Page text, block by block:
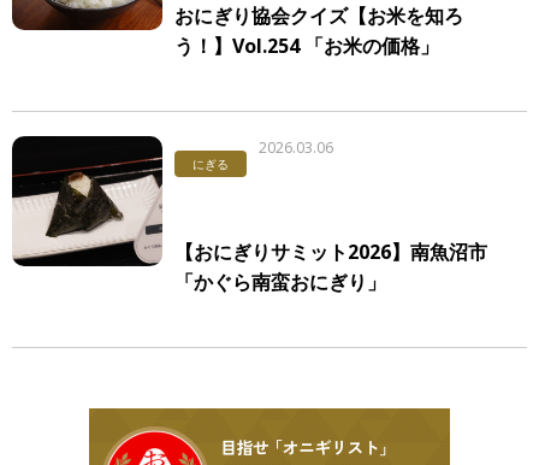
おにぎり協会クイズ【お米を知ろ
う！】Vol.254 「お米の価格」
にぎる
2026.03.06
【おにぎりサミット2026】南魚沼市
「かぐら南蛮おにぎり」